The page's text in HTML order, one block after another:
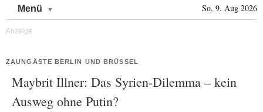
Menü So, 9. Aug 2026
ZAUNGÄSTE BERLIN UND BRÜSSEL
Maybrit Illner: Das Syrien-Dilemma – kein
Ausweg ohne Putin?